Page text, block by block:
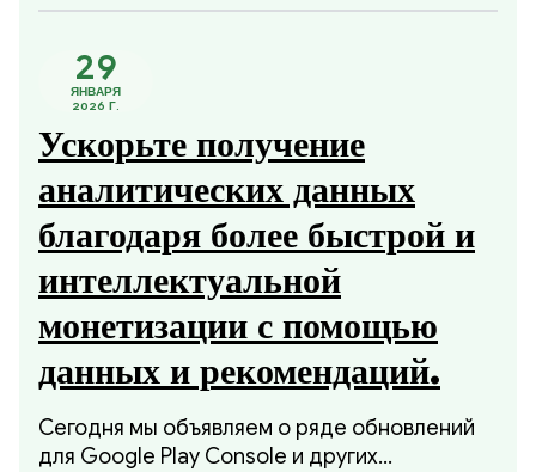
памяти или качества скомпилированного
29
ЯНВАРЯ
2026 Г.
Ускорьте получение
аналитических данных
благодаря более быстрой и
интеллектуальной
монетизации с помощью
данных и рекомендаций.
Сегодня мы объявляем о ряде обновлений
для Google Play Console и других